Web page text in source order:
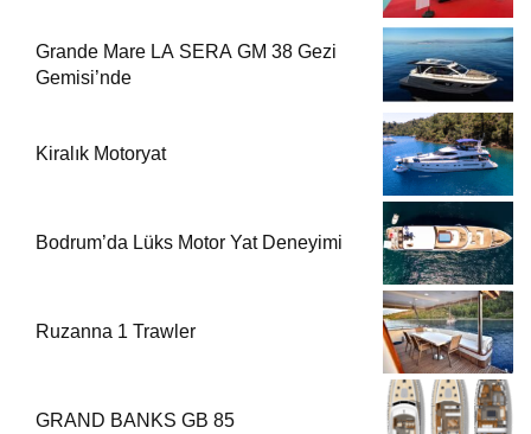
Grande Mare LA SERA GM 38 Gezi
Gemisi’nde
Kiralık Motoryat
Bodrum’da Lüks Motor Yat Deneyimi
Ruzanna 1 Trawler
GRAND BANKS GB 85